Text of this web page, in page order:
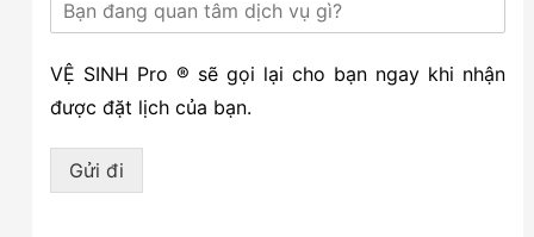
VỆ SINH Pro ® sẽ gọi lại cho bạn ngay khi nhận
được đặt lịch của bạn.
Gửi đi